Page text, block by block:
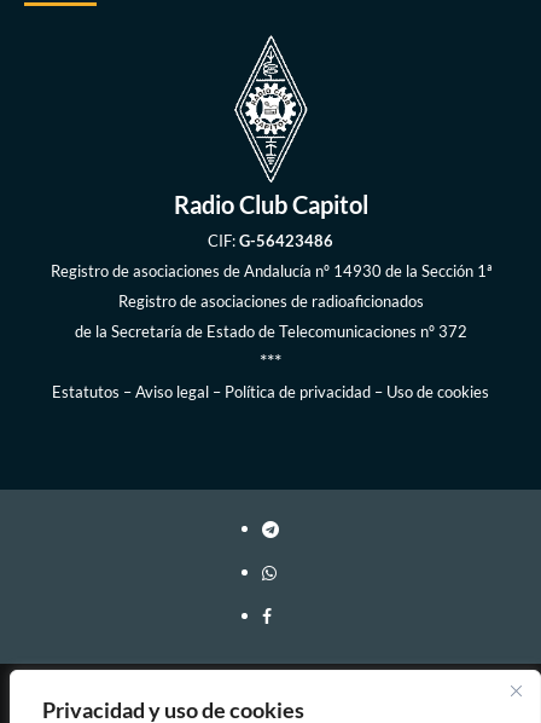
Privacidad y uso de cookies
Radio Club Capitol
CIF:G-56423486
Registro de asociaciones de Andalucía nº 14930 de la Sección 1ª
Registro de asociaciones de radioaficionados
de la Secretaría de Estado de Telecomunicaciones nº 372
***
Estatutos –Aviso legal – Política de privacidad – Uso de cookies
Webmaster: EA7FY Copyleft, 2023-2026